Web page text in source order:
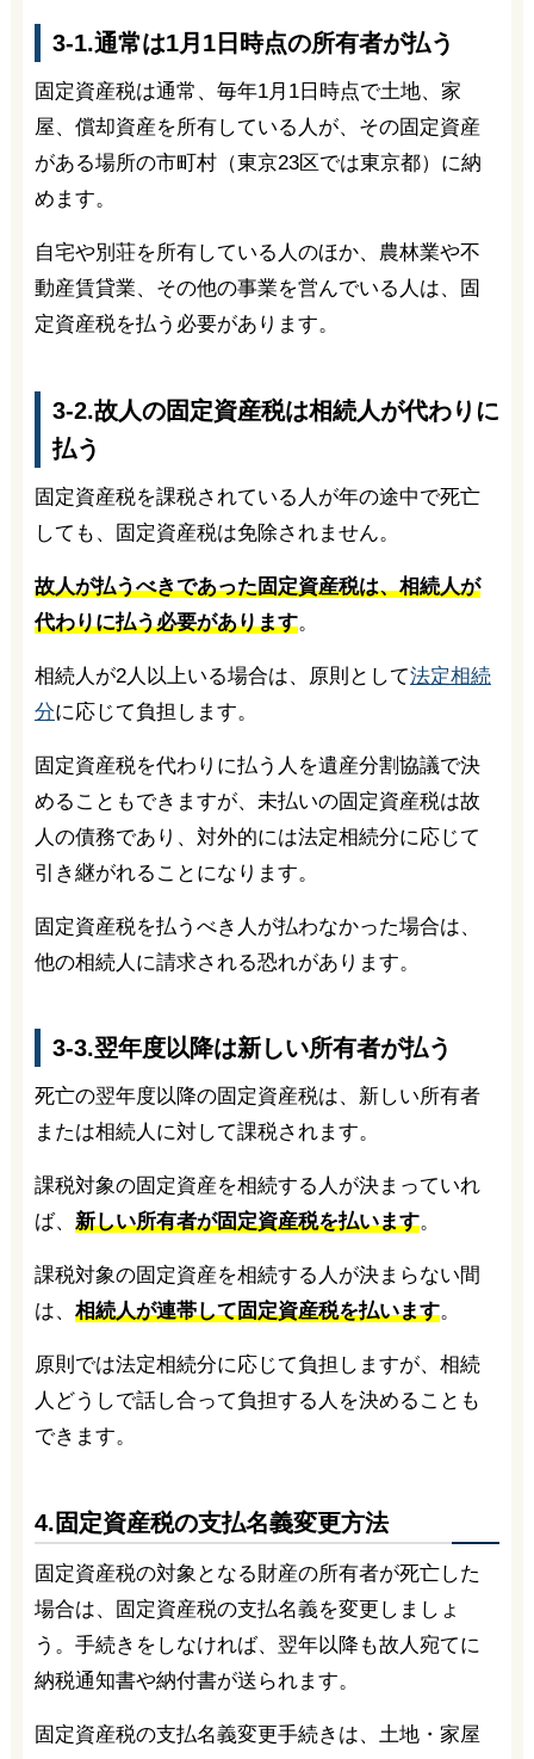
3-1.通常は1月1日時点の所有者が払う
固定資産税は通常、毎年1月1日時点で土地、家
屋、償却資産を所有している人が、その固定資産
がある場所の市町村（東京23区では東京都）に納
めます。
自宅や別荘を所有している人のほか、農林業や不
動産賃貸業、その他の事業を営んでいる人は、固
定資産税を払う必要があります。
3-2.故人の固定資産税は相続人が代わりに
払う
固定資産税を課税されている人が年の途中で死亡
しても、固定資産税は免除されません。
故人が払うべきであった固定資産税は、相続人が
代わりに払う必要があります。
相続人が2人以上いる場合は、原則として法定相続
分に応じて負担します。
固定資産税を代わりに払う人を遺産分割協議で決
めることもできますが、未払いの固定資産税は故
人の債務であり、対外的には法定相続分に応じて
引き継がれることになります。
固定資産税を払うべき人が払わなかった場合は、
他の相続人に請求される恐れがあります。
3-3.翌年度以降は新しい所有者が払う
死亡の翌年度以降の固定資産税は、新しい所有者
または相続人に対して課税されます。
課税対象の固定資産を相続する人が決まっていれ
ば、 新しい所有者が固定資産税を払います。
課税対象の固定資産を相続する人が決まらない間
は、 相続人が連帯して固定資産税を払います。
原則では法定相続分に応じて負担しますが、相続
人どうしで話し合って負担する人を決めることも
できます。
4.固定資産税の支払名義変更方法
固定資産税の対象となる財産の所有者が死亡した
場合は、固定資産税の支払名義を変更しましょ
う。手続きをしなければ、翌年以降も故人宛てに
納税通知書や納付書が送られます。
固定資産税の支払名義変更手続きは、土地・家屋